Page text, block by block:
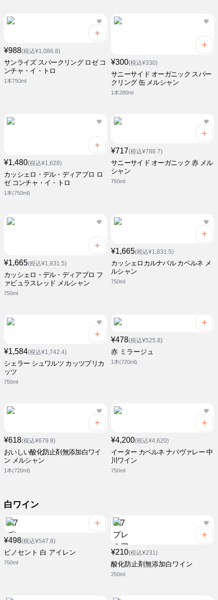
¥988(税込¥1,086.8)
サンライズ スパークリング ロゼ コ
ンチャ・イ・トロ
1本750ml
¥300(税込¥330)
サニーサイド オーガニック スパー
クリング 缶 メルシャン
1本280ml
¥1,480(税込¥1,628)
カッシェロ・デル・ディアブロ ロ
ゼ コンチャ・イ・トロ
1本(750ml)
¥717(税込¥788.7)
サニーサイド オーガニック 赤 メル
シャン
750ml
¥1,665(税込¥1,831.5)
カッシェロ・デル・ディアブロ フ
ァビュラスレッド メルシャン
750ml
¥1,665(税込¥1,831.5)
カッシェロカルナバル カベルネ メ
ルシャン
750ml
¥1,584(税込¥1,742.4)
シェラー シュワルツ カッツプリカ
ッツ
750ml
¥478(税込¥525.8)
赤 ミラージュ
1本(720ml)
¥618(税込¥679.8)
おいしい酸化防止剤無添加白ワイ
ン メルシャン
1本(720ml)
¥4,200(税込¥4,620)
イーター カベルネ ナパヴァレー 中
川ワイン
750ml
白ワイン
¥498(税込¥547.8)
ビノセント 白 アイレン
750ml
¥210(税込¥231)
酸化防止剤無添加白ワイン
250ml